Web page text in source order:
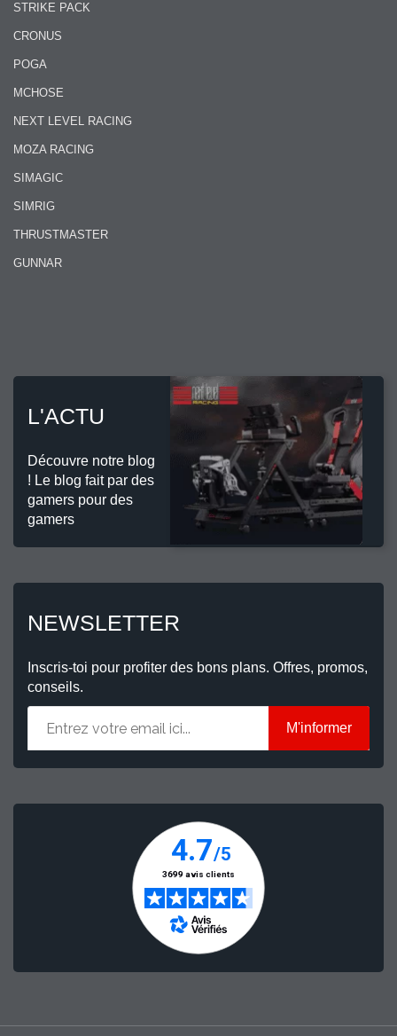
STRIKE PACK
CRONUS
POGA
MCHOSE
NEXT LEVEL RACING
MOZA RACING
SIMAGIC
SIMRIG
THRUSTMASTER
GUNNAR
L'ACTU
Découvre notre blog
! Le blog fait par des
gamers pour des
gamers
NEWSLETTER
Inscris-toi pour profiter des bons plans. Offres, promos,
conseils.
M'informer